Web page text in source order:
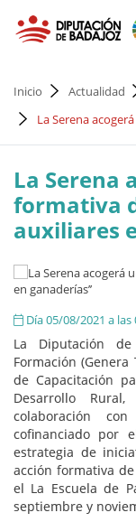
Inicio Actualidad
La Serena
La Serena
formativa
auxiliares
Día 05/08/2021 a las
La Diputación
Formación
de Capacitación
Desarrollo
colaboración
cofinanciado por
estrategia de
acción formativa de
el La Escuela de
septiembre y